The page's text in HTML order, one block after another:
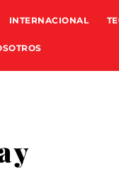
INTERNACIONAL
y